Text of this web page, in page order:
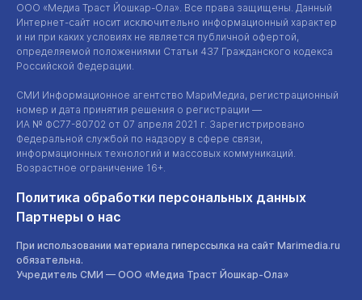
ООО «Медиа Траст Йошкар-Ола». Все права защищены. Данный
Интернет-сайт носит исключительно информационный характер
и ни при каких условиях не является публичной офертой,
определяемой положениями Статьи 437 Гражданского кодекса
Российской Федерации.
СМИ Информационное агентство МариМедиа, регистрационный
номер и дата принятия решения о регистрации —
ИА № ФС77-80702 от 07 апреля 2021 г. Зарегистрировано
Федеральной службой по надзору в сфере связи,
информационных технологий и массовых коммуникаций.
Возрастное ограничение 16+.
Политика обработки персональных данных
Партнеры о нас
При использовании материала гиперссылка на сайт Marimedia.ru
обязательна.
Учредитель СМИ — ООО «Медиа Траст Йошкар-Ола»